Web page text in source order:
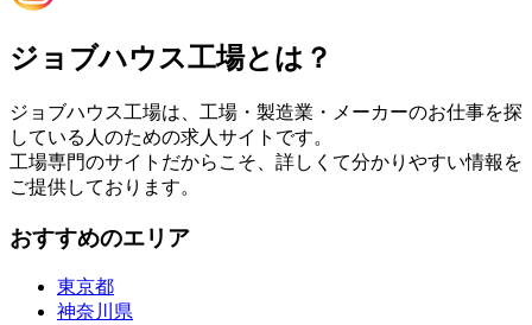
ジョブハウス工場とは？
ジョブハウス工場は、工場・製造業・メーカーのお仕事を探
している人のための求人サイトです。
工場専門のサイトだからこそ、詳しくて分かりやすい情報を
ご提供しております。
おすすめのエリア
東京都
神奈川県